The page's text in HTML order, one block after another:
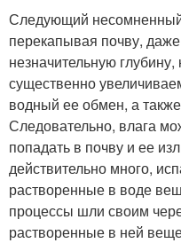
Следующий
перекапывая почву,
незначительную
существенно
водный ее обмен, а
Следовательно, влага
попадать в почву и ее
действительно много,
растворенные в воде
процессы шли своим
растворенные в ней